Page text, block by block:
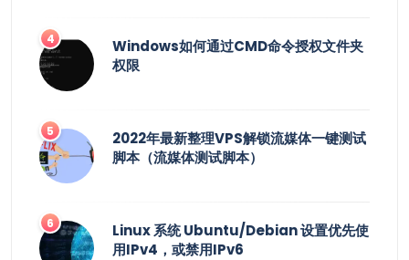
Windows如何通过CMD命令授权文件夹
权限
2022年最新整理VPS解锁流媒体一键测试
脚本（流媒体测试脚本）
Linux 系统 Ubuntu/Debian 设置优先使
用IPv4，或禁用IPv6